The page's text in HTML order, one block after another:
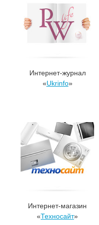
Интернет-журнал
«Ukrinfo»
Интернет-магазин
«Техносайт»